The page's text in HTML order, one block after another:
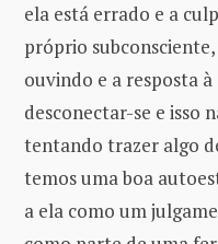
ela está errado e a
próprio subconsciente,
ouvindo e a resposta
desconectar-se e isso
tentando trazer algo
temos uma boa
a ela como um